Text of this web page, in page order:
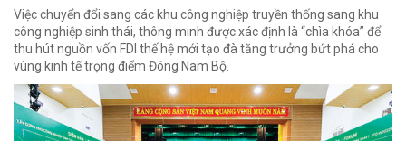
Việc chuyển đổi sang các khu công nghiệp truyền thống sang khu
công nghiệp sinh thái, thông minh được xác định là “chìa khóa” để
thu hút nguồn vốn FDI thế hệ mới tạo đà tăng trưởng bứt phá cho
vùng kinh tế trọng điểm Đông Nam Bộ.